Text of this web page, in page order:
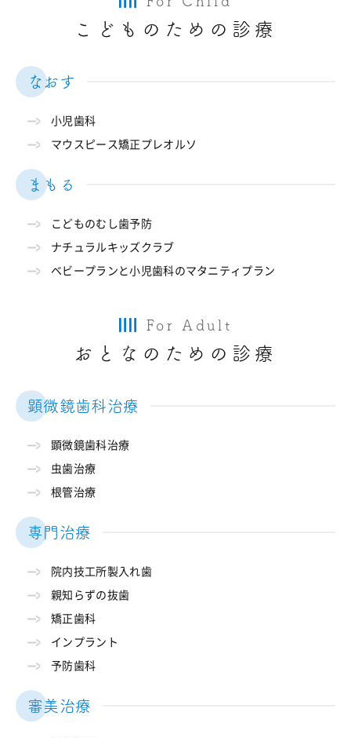
こどものための診療
なおす
小児歯科
マウスピース矯正プレオルソ
まもる
こどものむし歯予防
ナチュラルキッズクラブ
ベビープランと小児歯科のマタニティプラン
For Adult
おとなのための診療
顕微鏡歯科治療
顕微鏡歯科治療
虫歯治療
根管治療
専門治療
院内技工所製入れ歯
親知らずの抜歯
矯正歯科
インプラント
予防歯科
審美治療